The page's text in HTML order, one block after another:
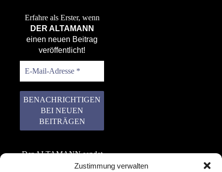
Zustimmung verwalten
Erfahre als Erster, wenn
DER ALTAMANN
einen neuen Beitrag
veröffentlicht!
Der ALTAMANN sendet
keinen Spam! Er gibt